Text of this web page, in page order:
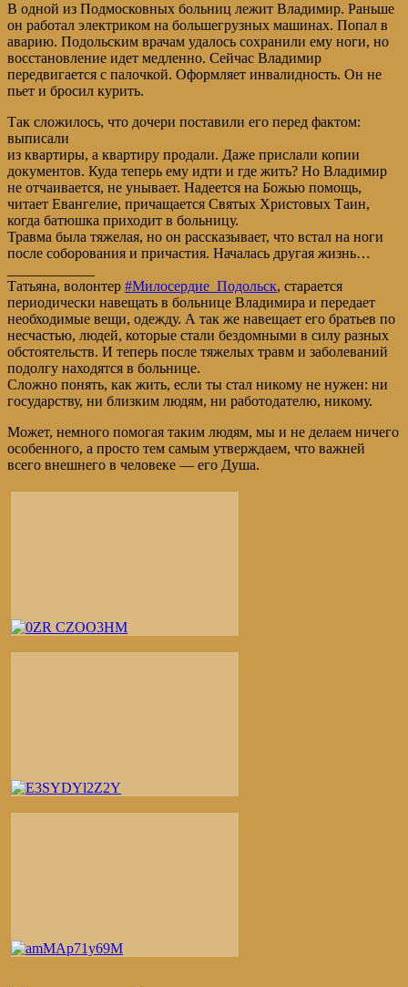
В одной из Подмосковных больниц лежит Владимир. Раньше
он работал электриком на большегрузных машинах. Попал в
аварию. Подольским врачам удалось сохранили ему ноги, но
восстановление идет медленно. Сейчас Владимир
передвигается с палочкой. Оформляет инвалидность. Он не
пьет и бросил курить.
Так сложилось, что дочери поставили его перед фактом:
выписали
из квартиры, а квартиру продали. Даже прислали копии
документов. Куда теперь ему идти и где жить? Но Владимир
не отчаивается, не унывает. Надеется на Божью помощь,
читает Евангелие, причащается Святых Христовых Таин,
когда батюшка приходит в больницу.
Травма была тяжелая, но он рассказывает, что встал на ноги
после соборования и причастия. Началась другая жизнь…
Татьяна, волонтер #Милосердие_Подольск, старается
периодически навещать в больнице Владимира и передает
необходимые вещи, одежду. А так же навещает его братьев по
несчастью, людей, которые стали бездомными в силу разных
обстоятельств. И теперь после тяжелых травм и заболеваний
подолгу находятся в больнице.
Сложно понять, как жить, если ты стал никому не нужен: ни
государству, ни близким людям, ни работодателю, никому.
Может, немного помогая таким людям, мы и не делаем ничего
особенного, а просто тем самым утверждаем, что важней
всего внешнего в человеке — его Душа.